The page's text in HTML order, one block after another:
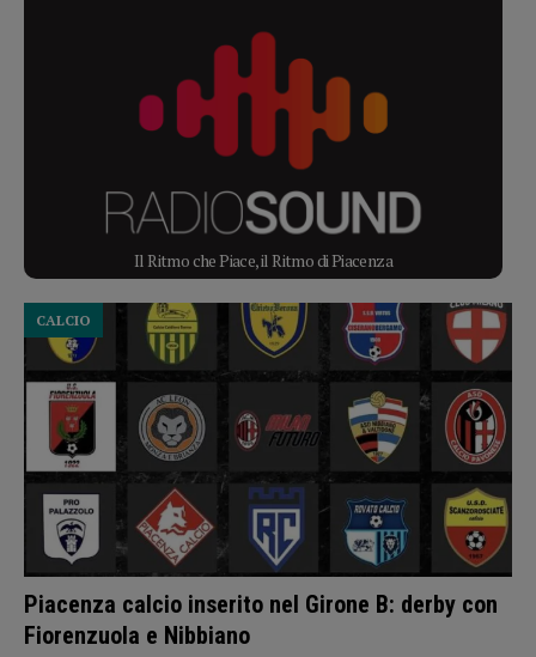
Il Ritmo che Piace, il Ritmo di Piacenza
Piacenza calcio inserito nel Girone B: derby con
Fiorenzuola e Nibbiano
CALCIO